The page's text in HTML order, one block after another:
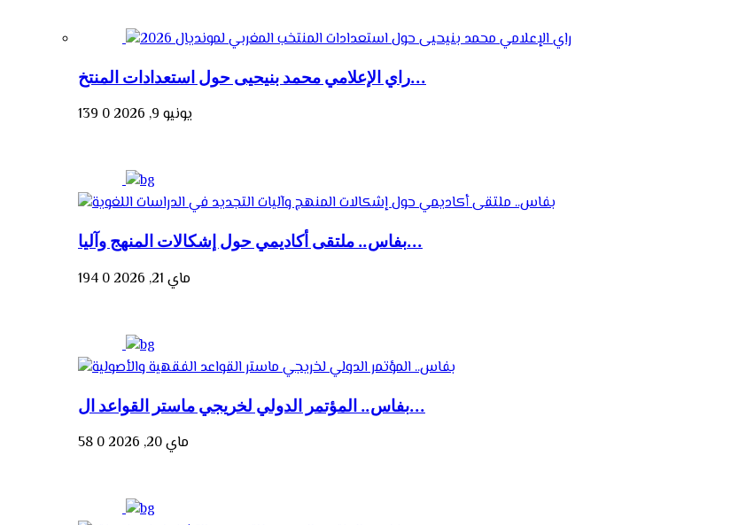
راي الإعلامي محمد بنيحيى حول استعدادات المنتخ...
يونيو 9, 2026 0
139
بفاس.. ملتقى أكاديمي حول إشكالات المنهج وآليا...
ماي 21, 2026 0
194
بفاس.. المؤتمر الدولي لخريجي ماستر القواعد ال...
ماي 20, 2026 0
58